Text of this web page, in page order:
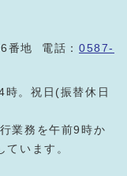
番地 電話：0587-
時。祝日(振替休日
業務を午前9時か
います。